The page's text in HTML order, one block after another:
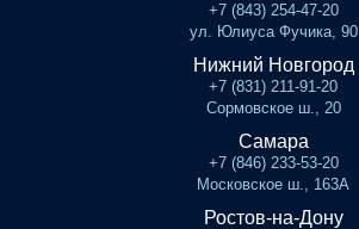
+7 (843) 254-47-20
ул. Юлиуса Фучика, 90
Нижний Новгород
+7 (831) 211-91-20
Сормовское ш., 20
Самара
+7 (846) 233-53-20
Московское ш., 163А
Ростов-на-Дону